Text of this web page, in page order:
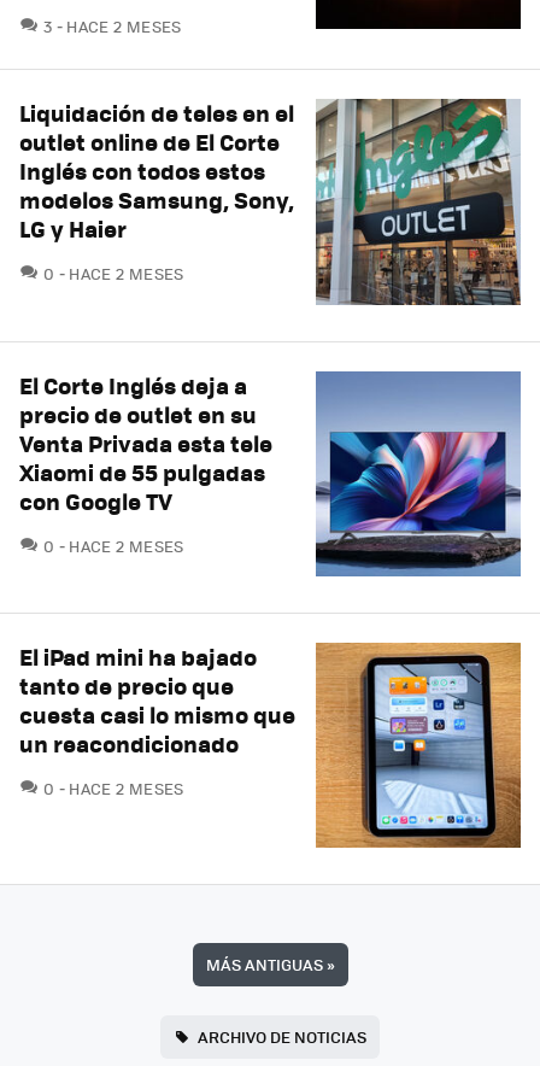
3 COMENTARIOS
HACE 2 MESES
Liquidación de teles en el
outlet online de El Corte
Inglés con todos estos
modelos Samsung, Sony,
LG y Haier
0 COMENTARIOS
HACE 2 MESES
El Corte Inglés deja a
precio de outlet en su
Venta Privada esta tele
Xiaomi de 55 pulgadas
con Google TV
0 COMENTARIOS
HACE 2 MESES
El iPad mini ha bajado
tanto de precio que
cuesta casi lo mismo que
un reacondicionado
0 COMENTARIOS
HACE 2 MESES
MÁS ANTIGUAS»
ARCHIVO DE NOTICIAS